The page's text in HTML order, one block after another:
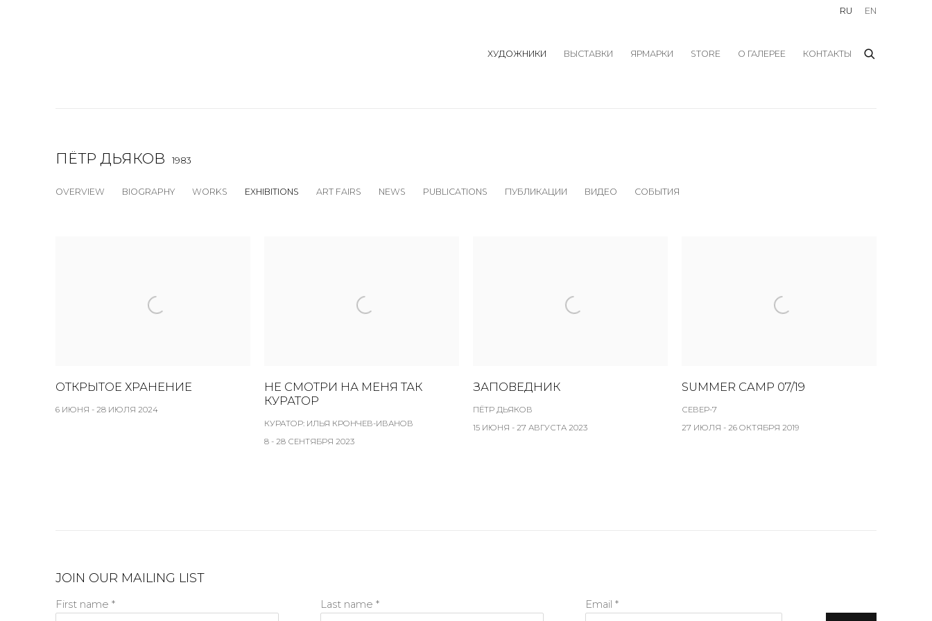
ХУДОЖНИКИ ВЫСТАВКИ ЯРМАРКИ STORE О ГАЛЕРЕЕ КОНТАКТЫ
RU EN
ПЁТР ДЬЯКОВ 1983
OVERVIEW BIOGRAPHY WORKS EXHIBITIONS ART FAIRS NEWS PUBLICATIONS ПУБЛИКАЦИИ ВИДЕО СОБЫТИЯ
ОТКРЫТОЕ ХРАНЕНИЕ
6 ИЮНЯ - 28 ИЮЛЯ 2024
НЕ СМОТРИ НА МЕНЯ ТАК
КУРАТОР
КУРАТОР: ИЛЬЯ КРОНЧЕВ-ИВАНОВ
8 - 28 СЕНТЯБРЯ 2023
ЗАПОВЕДНИК
ПЁТР ДЬЯКОВ
15 ИЮНЯ - 27 АВГУСТА 2023
SUMMER CAMP 07/19
СЕВЕР-7
27 ИЮЛЯ - 26 ОКТЯБРЯ 2019
JOIN OUR MAILING LIST
First name * Last name * Email *